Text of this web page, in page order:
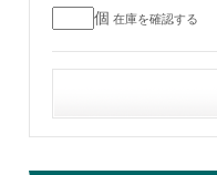
個 在庫を確認する